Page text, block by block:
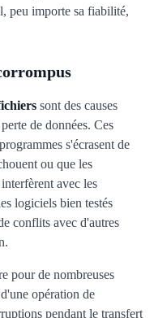
peu importe sa fiabilité,
sont des causes
de données. Ces
s'écrasent de
ou que les
avec les
logiciels bien testés
conflits avec d'autres
pour de nombreuses
opération de
pendant le transfert